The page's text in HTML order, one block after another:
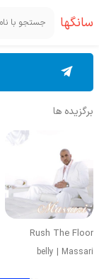
سانگها
برگزیده ها
Rush The Floor
belly | Massari